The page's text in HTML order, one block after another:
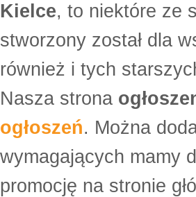
Kielce, to niektóre ze
stworzony został dla
również i tych
Nasza strona
ogłoszeń. Można
wymagających mamy
promocję na stronie